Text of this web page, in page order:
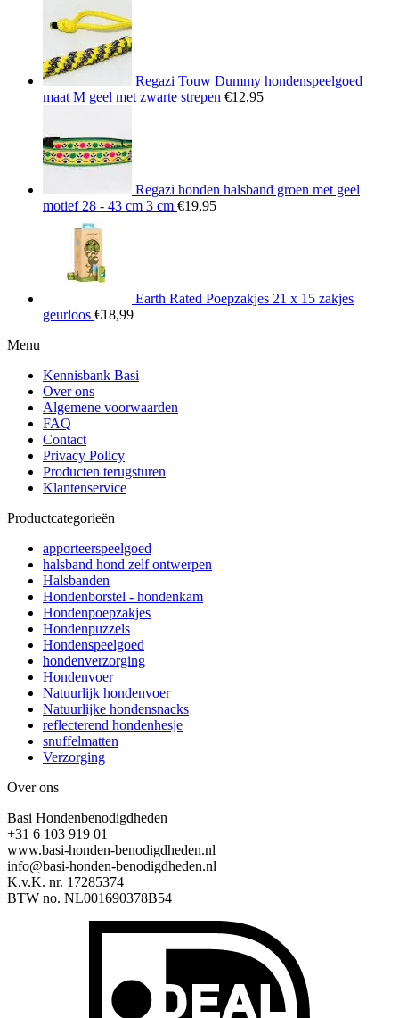
Regazi Touw Dummy hondenspeelgoed
maat M geel met zwarte strepen €12,95
Regazi honden halsband groen met geel
motief 28 - 43 cm 3 cm €19,95
Earth Rated Poepzakjes 21 x 15 zakjes
geurloos €18,99
Menu
Kennisbank Basi
Over ons
Algemene voorwaarden
FAQ
Contact
Privacy Policy
Producten terugsturen
Klantenservice
Productcategorieën
apporteerspeelgoed
halsband hond zelf ontwerpen
Halsbanden
Hondenborstel - hondenkam
Hondenpoepzakjes
Hondenpuzzels
Hondenspeelgoed
hondenverzorging
Hondenvoer
Natuurlijk hondenvoer
Natuurlijke hondensnacks
reflecterend hondenhesje
snuffelmatten
Verzorging
Over ons
Basi Hondenbenodigdheden
+31 6 103 919 01
www.basi-honden-benodigdheden.nl
info@basi-honden-benodigdheden.nl
K.v.K. nr. 17285374
BTW no. NL001690378B54